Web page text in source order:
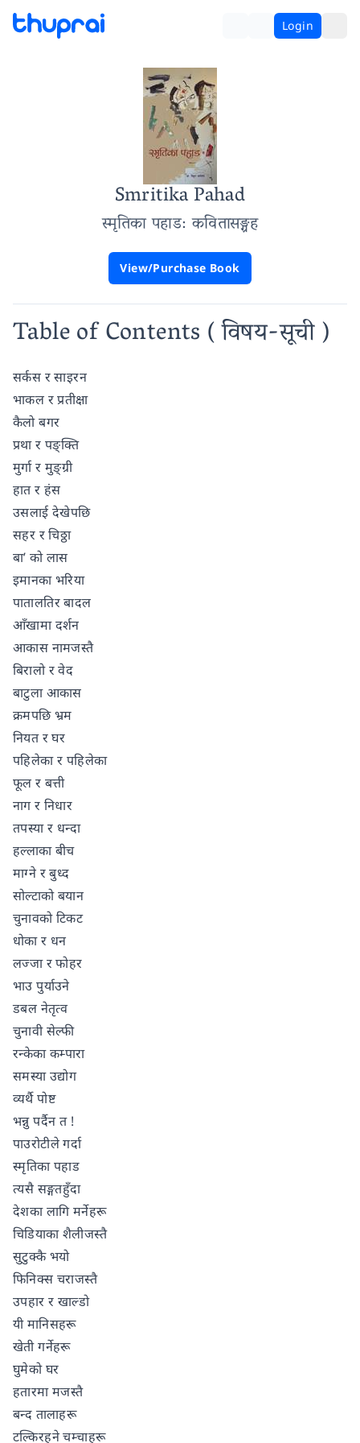
Login
Smritika Pahad
स्मृतिका पहाड: कवितासङ्ग्रह
View/Purchase Book
Table of Contents( विषय-सूची )
सर्कस र साइरन
भाकल र प्रतीक्षा
कैलो बगर
प्रथा र पङ्क्ति
मुर्गा र मुङ्ग्री
हात र हंस
उसलाई देखेपछि
सहर र चिठ्ठा
बा’ को लास
इमानका भरिया
पातालतिर बादल
आँखामा दर्शन
आकास नामजस्तै
बिरालो र वेद
बाटुला आकास
क्रमपछि भ्रम
नियत र घर
पहिलेका र पहिलेका
फूल र बत्ती
नाग र निधार
तपस्या र धन्दा
हल्लाका बीच
माग्ने र बुध्द
सोल्टाको बयान
चुनावको टिकट
धोका र धन
लज्जा र फोहर
भाउ पुर्याउने
डबल नेतृत्व
चुनावी सेल्फी
रन्केका कम्पारा
समस्या उद्योग
व्यर्थै पोष्ट
भन्नु पर्दैन त !
पाउरोटीले गर्दा
स्मृतिका पहाड
त्यसै सङ्गतहुँदा
देशका लागि मर्नेहरू
चिडियाका शैलीजस्तै
सुटुक्कै भयो
फिनिक्स चराजस्तै
उपहार र खाल्डो
यी मानिसहरू
खेती गर्नेहरू
घुमेको घर
हतारमा मजस्तै
बन्द तालाहरू
टल्किरहने चम्चाहरू